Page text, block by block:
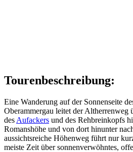
Tourenbeschreibung:
Eine Wanderung auf der Sonnenseite
Oberammergau leitet der Altherrenweg
des Aufackers und des Rehbreinkopfs
Romanshöhe und von dort hinunter
aussichtsreiche Höhenweg führt nur
meiste Zeit über sonnenverwöhntes,